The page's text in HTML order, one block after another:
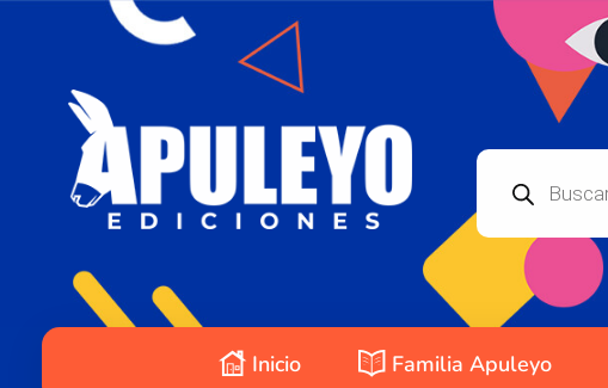
Inicio Familia Apuleyo